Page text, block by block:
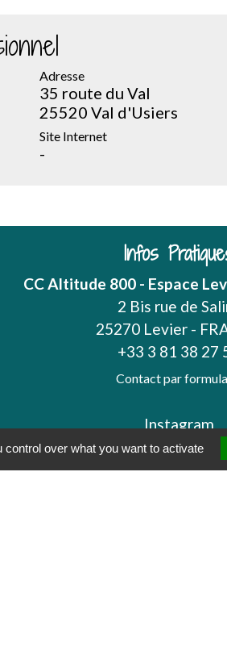
Adresse
35 route du Val
25520 Val d'Usiers
Site Internet
-
Infos
CC Altitude 800 - Espace
2 Bis rue de
25270 Levier -
+33 3 81 38 27
Contact par
Instagram
over what you want to activate